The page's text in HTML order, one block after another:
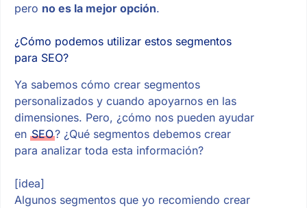
pero no es la mejor opción.
¿Cómo podemos utilizar estos segmentos
para SEO?
Ya sabemos cómo crear segmentos
personalizados y cuando apoyarnos en las
dimensiones. Pero, ¿cómo nos pueden ayudar
en SEO? ¿Qué segmentos debemos crear
para analizar toda esta información?
[idea]
Algunos segmentos que yo recomiendo crear